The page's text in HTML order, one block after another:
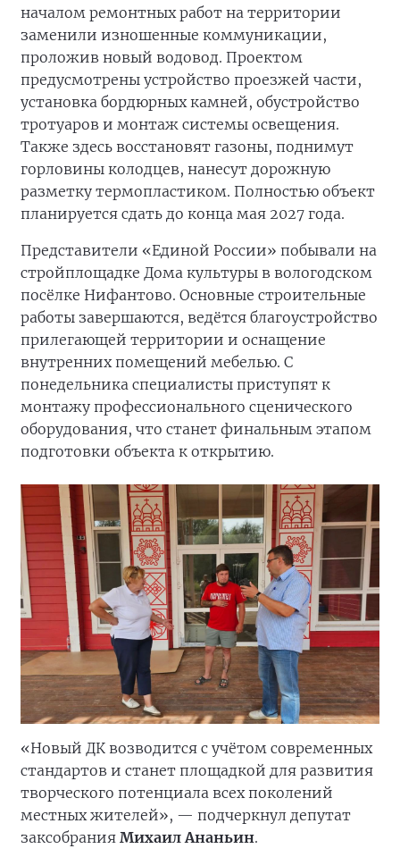
началом ремонтных работ на территории
заменили изношенные коммуникации,
проложив новый водовод. Проектом
предусмотрены устройство проезжей части,
установка бордюрных камней, обустройство
тротуаров и монтаж системы освещения.
Также здесь восстановят газоны, поднимут
горловины колодцев, нанесут дорожную
разметку термопластиком. Полностью объект
планируется сдать до конца мая 2027 года.
Представители «Единой России» побывали на
стройплощадке Дома культуры в вологодском
посёлке Нифантово. Основные строительные
работы завершаются, ведётся благоустройство
прилегающей территории и оснащение
внутренних помещений мебелью. С
понедельника специалисты приступят к
монтажу профессионального сценического
оборудования, что станет финальным этапом
подготовки объекта к открытию.
«Новый ДК возводится с учётом современных
стандартов и станет площадкой для развития
творческого потенциала всех поколений
местных жителей», — подчеркнул депутат
заксобрания Михаил Ананьин.